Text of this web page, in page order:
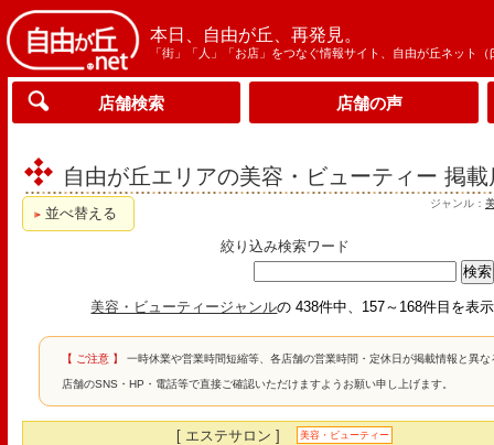
本日、自由が丘、再発見。
「街」「人」「お店」をつなぐ情報サイト、自由が丘ネット（
店舗検索 店舗の声
自由が丘エリアの美容・ビューティー 掲
ジャンル：
並べ替える
絞り込み検索ワード
美容・ビューティージャンルの 438件中、157～168件目を表
【 ご注意 】 一時休業や営業時間短縮等、各店舗の営業時間・定休日が掲載情報と異
店舗のSNS・HP・電話等で直接ご確認いただけますようお願い申し上げます。
[ エステサロン ] 美容・ビューティー